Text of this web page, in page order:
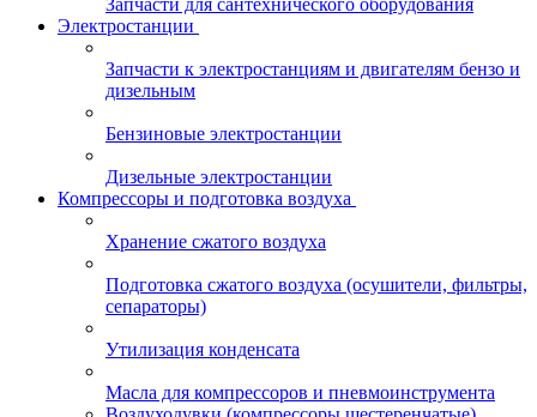
Запчасти для сантехнического оборудования
Электростанции
Запчасти к электростанциям и двигателям бензо и
дизельным
Бензиновые электростанции
Дизельные электростанции
Компрессоры и подготовка воздуха
Хранение сжатого воздуха
Подготовка сжатого воздуха (осушители, фильтры,
сепараторы)
Утилизация конденсата
Масла для компрессоров и пневмоинструмента